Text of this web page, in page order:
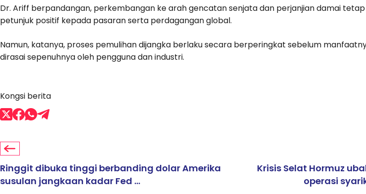
Dr. Ariff berpandangan, perkembangan ke arah gencatan senjata dan perjanjian damai
petunjuk positif kepada pasaran serta perdagangan global.
Namun, katanya, proses pemulihan dijangka berlaku secara berperingkat sebelum
dirasai sepenuhnya oleh pengguna dan industri.
Kongsi berita
Ringgit dibuka tinggi berbanding dolar Amerika
susulan jangkaan kadar Fed ...
Krisis Selat Hormuz
operasi